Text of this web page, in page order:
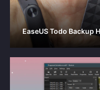
EaseUS Todo Backup